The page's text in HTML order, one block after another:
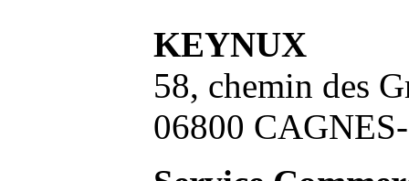
KEYNUX
58, chemin des
06800